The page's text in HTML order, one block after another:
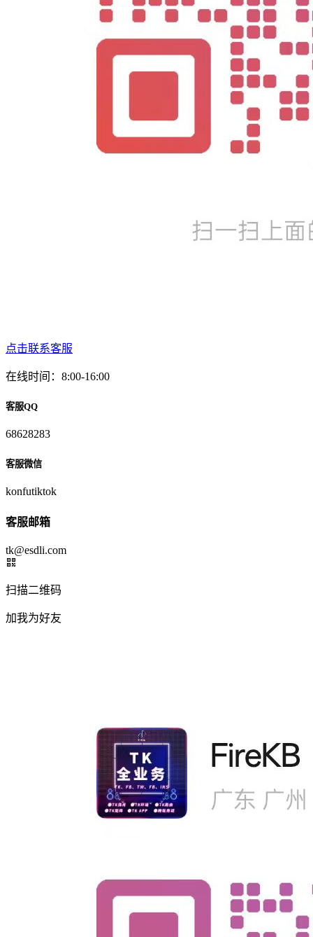
点击联系客服
在线时间：8:00-16:00
客服QQ
68628283
客服微信
konfutiktok
客服邮箱
tk@esdli.com
扫描二维码
加我为好友